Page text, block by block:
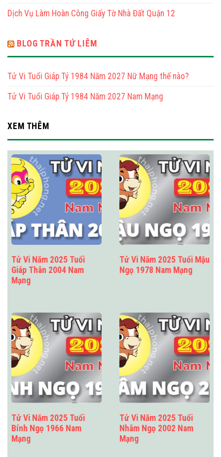
Nam
Dịch Vụ Làm Hoàn Công Giấy Tờ Nhà Đất Quận 12
BLOG TRẦN TỨ LIÊM
Tử Vi Tuổi Giáp Tý 1984 Năm 2027 Nữ Mạng thế nào?
Tử Vi Tuổi Giáp Tý 1984 Năm 2027 Nam Mạng
XEM THÊM
Tử Vi Năm 2025 Tuổi
Giáp Thân 2004 Nam
Mạng
Tử Vi Năm 2025 Tuổi Mậu
Ngọ 1978 Nam Mạng
Tử Vi Năm 2025 Tuổi
Bính Ngọ 1966 Nam
Mạng
Tử Vi Năm 2025 Tuổi
Nhâm Ngọ 2002 Nam
Mạng